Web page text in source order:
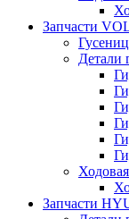
Запчасти
Детали
Запчасти